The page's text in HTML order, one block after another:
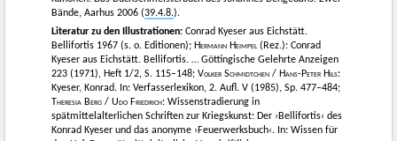
Bände, Aarhus 2006 (39.4.8.).
Literatur zu den Illustrationen: Conrad Kyeser aus Eichstätt.
Bellifortis 1967 (s. o. Editionen); Hermann Heimpel(Rez.): Conrad
Kyeser aus Eichstätt. Bellifortis. … Göttingische Gelehrte Anzeigen
223 (1971), Heft 1/2, S. 115–148; Volker Schmidtchen / Hans-Peter Hils:
Kyeser, Konrad. In: Verfasserlexikon, 2. Aufl. V (1985), Sp. 477–484;
Theresia Berg / Udo Friedrich: Wissenstradierung in
spätmittelalterlichen Schriften zur Kriegskunst: Der ›Bellifortis‹ des
Konrad Kyeser und das anonyme ›Feuerwerksbuch‹. In: Wissen für